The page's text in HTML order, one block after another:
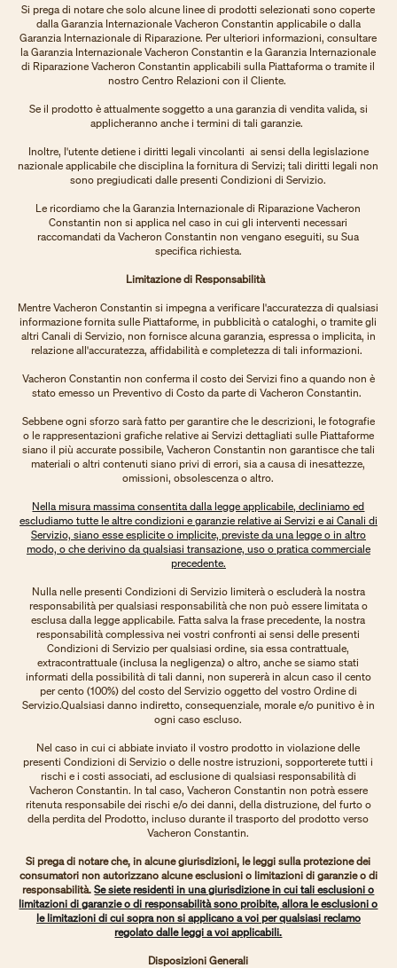
Si prega di notare che solo alcune linee di prodotti selezionati sono coperte
dalla Garanzia Internazionale Vacheron Constantin applicabile o dalla
Garanzia Internazionale di Riparazione. Per ulteriori informazioni, consultare
la Garanzia Internazionale Vacheron Constantin e la Garanzia Internazionale
di Riparazione Vacheron Constantin applicabili sulla Piattaforma o tramite il
nostro Centro Relazioni con il Cliente.
Se il prodotto è attualmente soggetto a una garanzia di vendita valida, si
applicheranno anche i termini di tali garanzie.
Inoltre, l'utente detiene i diritti legali vincolanti ai sensi della legislazione
nazionale applicabile che disciplina la fornitura di Servizi; tali diritti legali non
sono pregiudicati dalle presenti Condizioni di Servizio.
Le ricordiamo che la Garanzia Internazionale di Riparazione Vacheron
Constantin non si applica nel caso in cui gli interventi necessari
raccomandati da Vacheron Constantin non vengano eseguiti, su Sua
specifica richiesta.
Limitazione di Responsabilità
Mentre Vacheron Constantin si impegna a verificare l'accuratezza di qualsiasi
informazione fornita sulle Piattaforme, in pubblicità o cataloghi, o tramite gli
altri Canali di Servizio, non fornisce alcuna garanzia, espressa o implicita, in
relazione all'accuratezza, affidabilità e completezza di tali informazioni.
Vacheron Constantin non conferma il costo dei Servizi fino a quando non è
stato emesso un Preventivo di Costo da parte di Vacheron Constantin.
Sebbene ogni sforzo sarà fatto per garantire che le descrizioni, le fotografie
o le rappresentazioni grafiche relative ai Servizi dettagliati sulle Piattaforme
siano il più accurate possibile, Vacheron Constantin non garantisce che tali
materiali o altri contenuti siano privi di errori, sia a causa di inesattezze,
omissioni, obsolescenza o altro.
Nella misura massima consentita dalla legge applicabile, decliniamo ed
escludiamo tutte le altre condizioni e garanzie relative ai Servizi e ai Canali di
Servizio, siano esse esplicite o implicite, previste da una legge o in altro
modo, o che derivino da qualsiasi transazione, uso o pratica commerciale
precedente.
Nulla nelle presenti Condizioni di Servizio limiterà o escluderà la nostra
responsabilità per qualsiasi responsabilità che non può essere limitata o
esclusa dalla legge applicabile. Fatta salva la frase precedente, la nostra
responsabilità complessiva nei vostri confronti ai sensi delle presenti
Condizioni di Servizio per qualsiasi ordine, sia essa contrattuale,
extracontrattuale (inclusa la negligenza) o altro, anche se siamo stati
informati della possibilità di tali danni, non supererà in alcun caso il cento
per cento (100%) del costo del Servizio oggetto del vostro Ordine di
Servizio.Qualsiasi danno indiretto, consequenziale, morale e/o punitivo è in
ogni caso escluso.
Nel caso in cui ci abbiate inviato il vostro prodotto in violazione delle
presenti Condizioni di Servizio o delle nostre istruzioni, sopporterete tutti i
rischi e i costi associati, ad esclusione di qualsiasi responsabilità di
Vacheron Constantin. In tal caso, Vacheron Constantin non potrà essere
ritenuta responsabile dei rischi e/o dei danni, della distruzione, del furto o
della perdita del Prodotto, incluso durante il trasporto del prodotto verso
Vacheron Constantin.
Si prega di notare che, in alcune giurisdizioni, le leggi sulla protezione dei
consumatori non autorizzano alcune esclusioni o limitazioni di garanzie o di
responsabilità.Se siete residenti in una giurisdizione in cui tali esclusioni o
limitazioni di garanzie o di responsabilità sono proibite, allora le esclusioni o
le limitazioni di cui sopra non si applicano a voi per qualsiasi reclamo
regolato dalle leggi a voi applicabili.
Disposizioni Generali